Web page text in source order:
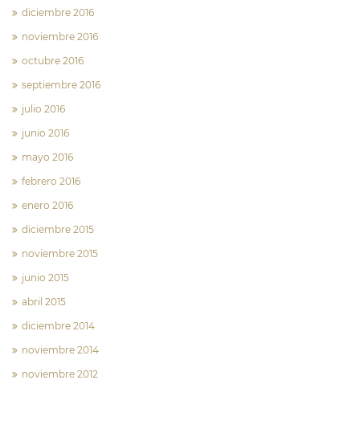
diciembre 2016
noviembre 2016
octubre 2016
septiembre 2016
julio 2016
junio 2016
mayo 2016
febrero 2016
enero 2016
diciembre 2015
noviembre 2015
junio 2015
abril 2015
diciembre 2014
noviembre 2014
noviembre 2012